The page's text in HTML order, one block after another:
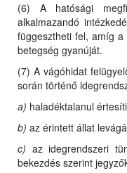
(6) A hatósági
alkalmazandó
függesztheti fel, amíg
betegség gyanúját.
(7) A vágóhidat
során történő
a) haladéktalanul
b) az érintett állat
c) az idegrendszeri
bekezdés szerint